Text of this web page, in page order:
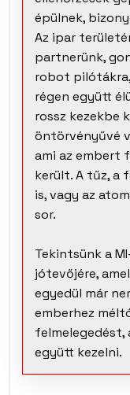
épülnek,
Az ipar
partnerünk,
robot pilótákra,
régen együtt
rossz kezekbe
öntörvényűvé
ami az embert
került. A tűz, a
is, vagy az
sor.
Tekintsünk a
jótevőjére,
egyedül már
emberhez
együtt kezelni.